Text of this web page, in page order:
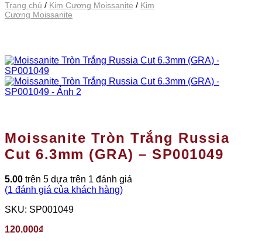
Trang chủ / Kim Cương Moissanite / Kim
Cương Moissanite
Moissanite Tròn Trắng Russia
Cut 6.3mm (GRA) – SP001049
5.00 trên 5 dựa trên 1 đánh giá
(1 đánh giá của khách hàng)
SKU: SP001049
120.000₫